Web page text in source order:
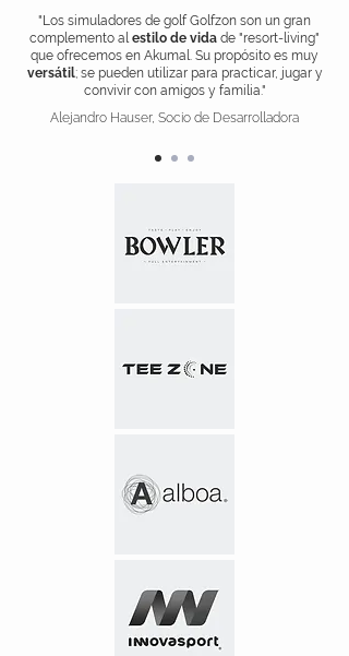
"Los simuladores de golf Golfzon son un gran
complemento alestilo de vida de "resort-living"
que ofrecemos en Akumal. Su propósito es muy
versátil; se pueden utilizar para practicar, jugar y
convivir con amigos y familia."
Alejandro Hauser, Socio de Desarrolladora